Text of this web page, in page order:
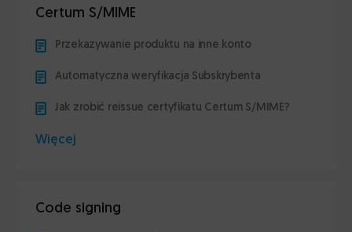
Certum S/MIME
Przekazywanie produktu na inne konto
Automatyczna weryfikacja Subskrybenta
Jak zrobić reissue certyfikatu Certum S/MIME?
Więcej
Code signing